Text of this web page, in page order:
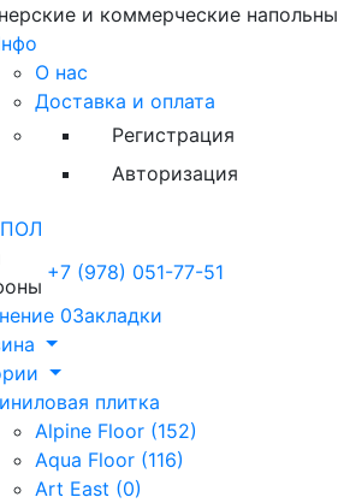
и коммерческие
О нас
Доставка и оплата
Регистрация
Авторизация
mobile menu
+7 (978) 051-77-51
0Закладки
плитка
Alpine Floor (152)
Aqua Floor (116)
Art East (0)